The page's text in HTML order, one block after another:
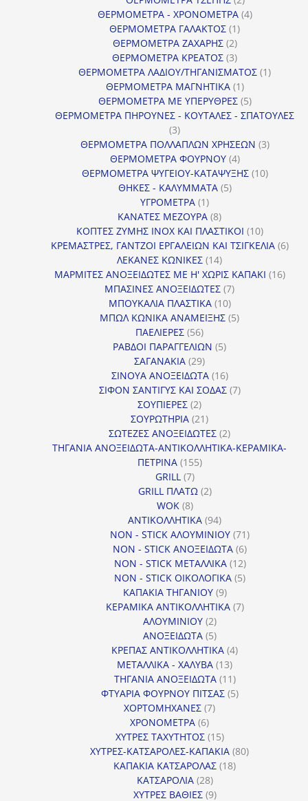
προϊόντα
ΘΕΡΜΟΜΕΤΡΑ - ΧΡΟΝΟΜΕΤΡΑ 44
ΘΕΡΜΟΜΕΤΡΑ ΓΑΛΑΚΤΟΣ 11
προϊόν
ΘΕΡΜΟΜΕΤΡΑ ΖΑΧΑΡΗΣ 22
προϊόντα
ΘΕΡΜΟΜΕΤΡΑ ΚΡΕΑΤΟΣ 33
προϊόντα
ΘΕΡΜΟΜΕΤΡΑ ΛΑΔΙΟΥ/ΤΗΓΑΝΙΣΜΑΤΟΣ 11
ΘΕΡΜΟΜΕΤΡΑ ΜΑΓΝΗΤΙΚΑ 11
προϊόν
ΘΕΡΜΟΜΕΤΡΑ ΜΕ ΥΠΕΡΥΘΡΕΣ 55
προϊόντα
ΘΕΡΜΟΜΕΤΡΑ ΠΗΡΟΥΝΕΣ - ΚΟΥΤΑΛΕΣ - ΣΠΑΤΟΥΛΕΣ
33
προϊόντα
ΘΕΡΜΟΜΕΤΡΑ ΠΟΛΛΑΠΛΩΝ ΧΡΗΣΕΩΝ 33
ΘΕΡΜΟΜΕΤΡΑ ΦΟΥΡΝΟΥ 44
προϊόντα
ΘΕΡΜΟΜΕΤΡΑ ΨΥΓΕΙΟΥ-ΚΑΤΑΨΥΞΗΣ 1010
ΘΗΚΕΣ - ΚΑΛΥΜΜΑΤΑ 55
ΥΓΡΟΜΕΤΡΑ 11
προϊόν
ΚΑΝΑΤΕΣ ΜΕΖΟΥΡΑ 88
προϊόντα
ΚΟΠΤΕΣ ΖΥΜΗΣ INOX ΚΑΙ ΠΛΑΣΤΙΚΟΙ 1010
προϊόντα
ΚΡΕΜΑΣΤΡΕΣ, ΓΑΝΤΖΟΙ ΕΡΓΑΛΕΙΩΝ ΚΑΙ ΤΣΙΓΚΕΛΙΑ 66
ΛΕΚΑΝΕΣ ΚΩΝΙΚΕΣ 1414
προϊόντα
ΜΑΡΜΙΤΕΣ ΑΝΟΞΕΙΔΩΤΕΣ ΜΕ Η' ΧΩΡΙΣ ΚΑΠΑΚΙ 1616
ΜΠΑΣΙΝΕΣ ΑΝΟΞΕΙΔΩΤΕΣ 77
ΜΠΟΥΚΑΛΙΑ ΠΛΑΣΤΙΚΑ 1010
προϊόντα
ΜΠΩΛ ΚΩΝΙΚΑ ΑΝΑΜΕΙΞΗΣ 55
ΠΑΕΛΙΕΡΕΣ 5656
προϊόντα
ΡΑΒΔΟΙ ΠΑΡΑΓΓΕΛΙΩΝ 55
ΣΑΓΑΝΑΚΙΑ 2929
προϊόντα
ΣΙΝΟΥΑ ΑΝΟΞΕΙΔΩΤΑ 1616
προϊόντα
ΣΙΦΟΝ ΣΑΝΤΙΓΥΣ ΚΑΙ ΣΟΔΑΣ 77
ΣΟΥΠΙΕΡΕΣ 22
προϊόντα
ΣΟΥΡΩΤΗΡΙΑ 2121
προϊόντα
ΣΩΤΕΖΕΣ ΑΝΟΞΕΙΔΩΤΕΣ 22
προϊόντα
ΤΗΓΑΝΙΑ ΑΝΟΞΕΙΔΩΤΑ-ΑΝΤΙΚΟΛΛΗΤΙΚΑ-ΚΕΡΑΜΙΚΑ-
ΠΕΤΡΙΝΑ 155155
GRILL 77
προϊόντα
GRILL ΠΛΑΤΩ 22
WOK 88
προϊόντα
ΑΝΤΙΚΟΛΛΗΤΙΚΑ 9494
προϊόντα
NON - STICK ΑΛΟΥΜΙΝΙΟΥ 7171
προϊόντα
NON - STICK ΑΝΟΞΕΙΔΩΤΑ 66
προϊόντα
NON - STICK ΜΕΤΑΛΛΙΚΑ 1212
προϊόντα
NON - STICK ΟΙΚΟΛΟΓΙΚΑ 55
ΚΑΠΑΚΙΑ ΤΗΓΑΝΙΟΥ 99
προϊόντα
ΚΕΡΑΜΙΚΑ ΑΝΤΙΚΟΛΛΗΤΙΚΑ 77
ΑΛΟΥΜΙΝΙΟΥ 22
προϊόντα
ΑΝΟΞΕΙΔΩΤΑ 55
προϊόντα
ΚΡΕΠΑΣ ΑΝΤΙΚΟΛΛΗΤΙΚΑ 44
ΜΕΤΑΛΛΙΚΑ - ΧΑΛΥΒΑ 1313
προϊόντα
ΤΗΓΑΝΙΑ ΑΝΟΞΕΙΔΩΤΑ 1111
προϊόντα
ΦΤΥΑΡΙΑ ΦΟΥΡΝΟΥ ΠΙΤΣΑΣ 55
ΧΟΡΤΟΜΗΧΑΝΕΣ 77
ΧΡΟΝΟΜΕΤΡΑ 66
προϊόντα
ΧΥΤΡΕΣ ΤΑΧΥΤΗΤΟΣ 1515
προϊόντα
ΧΥΤΡΕΣ-ΚΑΤΣΑΡΟΛΕΣ-ΚΑΠΑΚΙΑ 8080
ΚΑΠΑΚΙΑ ΚΑΤΣΑΡΟΛΑΣ 1818
ΚΑΤΣΑΡΟΛΙΑ 2828
προϊόντα
ΧΥΤΡΕΣ ΒΑΘΙΕΣ 99